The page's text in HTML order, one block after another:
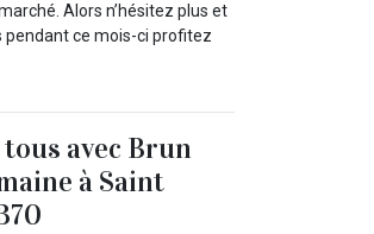
Alors n’hésitez plus et
ce mois-ci profitez
avec Brun
à Saint